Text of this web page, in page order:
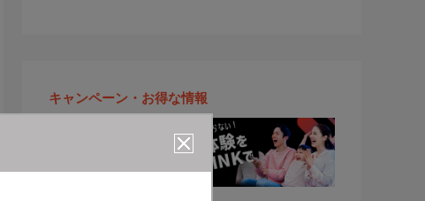
キャンペーン・お得な情報